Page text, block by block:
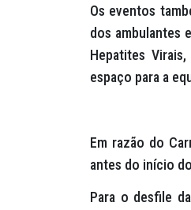
Os eventos
dos ambulantes
Hepatites
espaço para a
Em razão do
antes do início
Para o desfile